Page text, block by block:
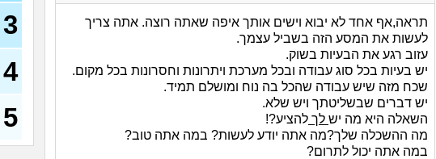
תראה,אף אחד לא יבוא וישים אותך איפה שאתה רוצה. אתה צריך
לעשות את המסע הזה בשביל עצמך.
עזוב רגע את הבעיות בשוק.
יש בעיות בכל סוג עבודה ובכל מערכת ויתרונות וחסרונות בכל מקום.
שכח מזה שיש עבודה שהכל בה נוח ומושלם תמיד.
יש דברים שבשליטתך ויש שלא.
השאלה היא מה יש לך להציע?!
מה ההשכלה שלך?מה אתה יודע לעשות? במה אתה טוב?
במה אתה יכול לתרום?
3
4
5